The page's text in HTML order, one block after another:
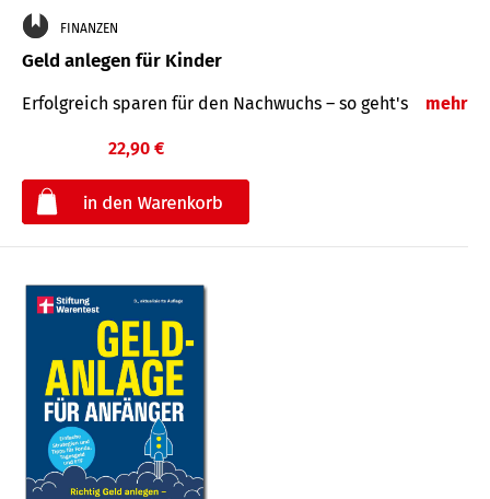
FINANZEN
Geld anlegen für Kinder
Erfolgreich sparen für den Nachwuchs – so geht's mehr
22,90 €